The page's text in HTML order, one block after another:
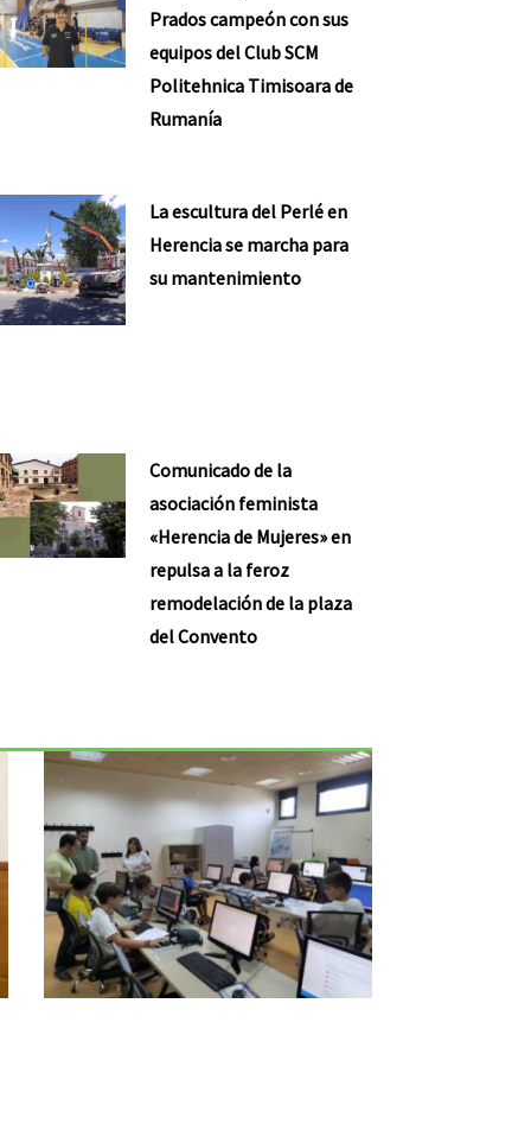
Prados campeón con sus
equipos del Club SCM
Politehnica Timisoara de
Rumanía
La escultura del Perlé en
Herencia se marcha para
su mantenimiento
Comunicado de la
asociación feminista
«Herencia de Mujeres» en
repulsa a la feroz
remodelación de la plaza
del Convento